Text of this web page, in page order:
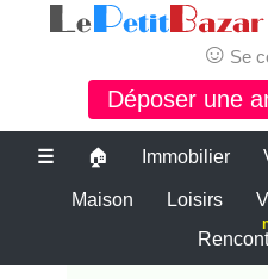
☺ Se
Déposer une
☰ 🏠 Immobilier
Maison Loisirs